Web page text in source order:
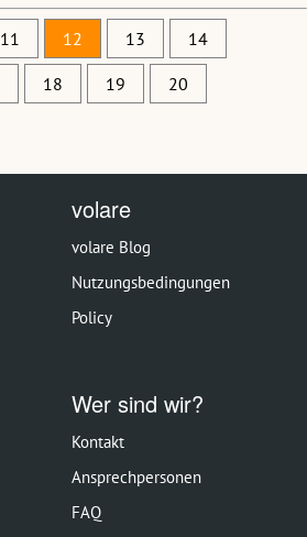
11 12 13 14
18 19 20
volare
volare Blog
Nutzungsbedingungen
Policy
Wer sind wir?
Kontakt
Ansprechpersonen
FAQ